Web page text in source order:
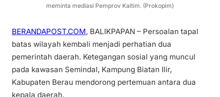
meminta mediasi Pemprov Kaltim. (Prokopim)
BERANDAPOST.COM, BALIKPAPAN – Persoalan tapal
batas wilayah kembali menjadi perhatian dua
pemerintah daerah. Ketegangan sosial yang muncul
pada kawasan Semindal, Kampung Biatan Ilir,
Kabupaten Berau mendorong pertemuan antara dua
kepala daerah.